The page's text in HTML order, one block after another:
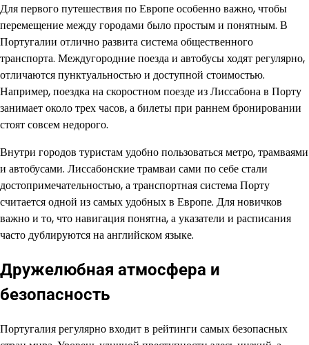
Для первого путешествия по Европе особенно важно, чтобы
перемещение между городами было простым и понятным. В
Португалии отлично развита система общественного
транспорта. Междугородние поезда и автобусы ходят регулярно,
отличаются пунктуальностью и доступной стоимостью.
Например, поездка на скоростном поезде из Лиссабона в Порту
занимает около трех часов, а билеты при раннем бронировании
стоят совсем недорого.
Внутри городов туристам удобно пользоваться метро, трамваями
и автобусами. Лиссабонские трамваи сами по себе стали
достопримечательностью, а транспортная система Порту
считается одной из самых удобных в Европе. Для новичков
важно и то, что навигация понятна, а указатели и расписания
часто дублируются на английском языке.
Дружелюбная атмосфера и
безопасность
Португалия регулярно входит в рейтинги самых безопасных